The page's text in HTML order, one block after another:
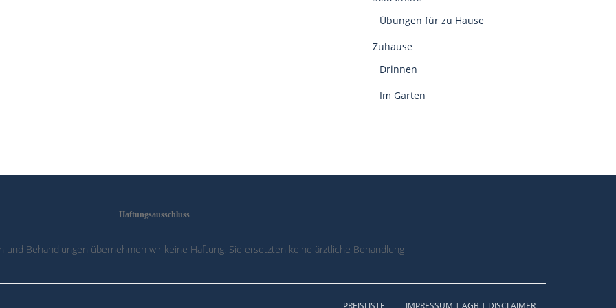
Übungen für zu Hause
Zuhause
Drinnen
Im Garten
Haftungsausschluss
und Behandlungen übernehmen wir keine Haftung. Sie ersetzten keine ärztliche Behandlung